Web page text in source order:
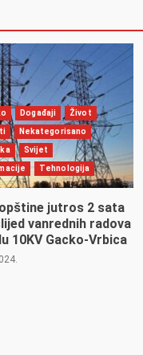
Događaji Život
Nekategorisano
Svijet
Tehnologija
jutros 2 sata
vanrednih radova
10KV Gacko-Vrbica